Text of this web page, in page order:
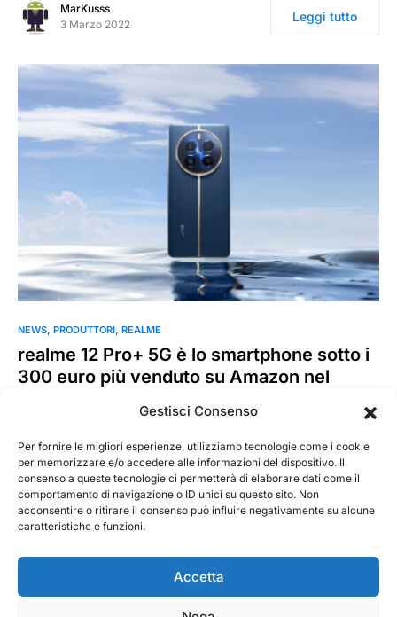
Gestisci Consenso
Per fornire le migliori esperienze, utilizziamo tecnologie come i cookie
per memorizzare e/o accedere alle informazioni del dispositivo. Il
consenso a queste tecnologie ci permetterà di elaborare dati come il
comportamento di navigazione o ID unici su questo sito. Non
acconsentire o ritirare il consenso può influire negativamente su alcune
caratteristiche e funzioni.
Accetta
MarKusss
3 Marzo 2022
Leggi tutto
NEWS PRODUTTORI REALME
realme 12 Pro+ 5G è lo smartphone sotto i
300 euro più venduto su Amazon nel
mondo, ha recentemente presentato la serie realme 12…
MarKusss
26 Marzo 2024
Leggi tutto